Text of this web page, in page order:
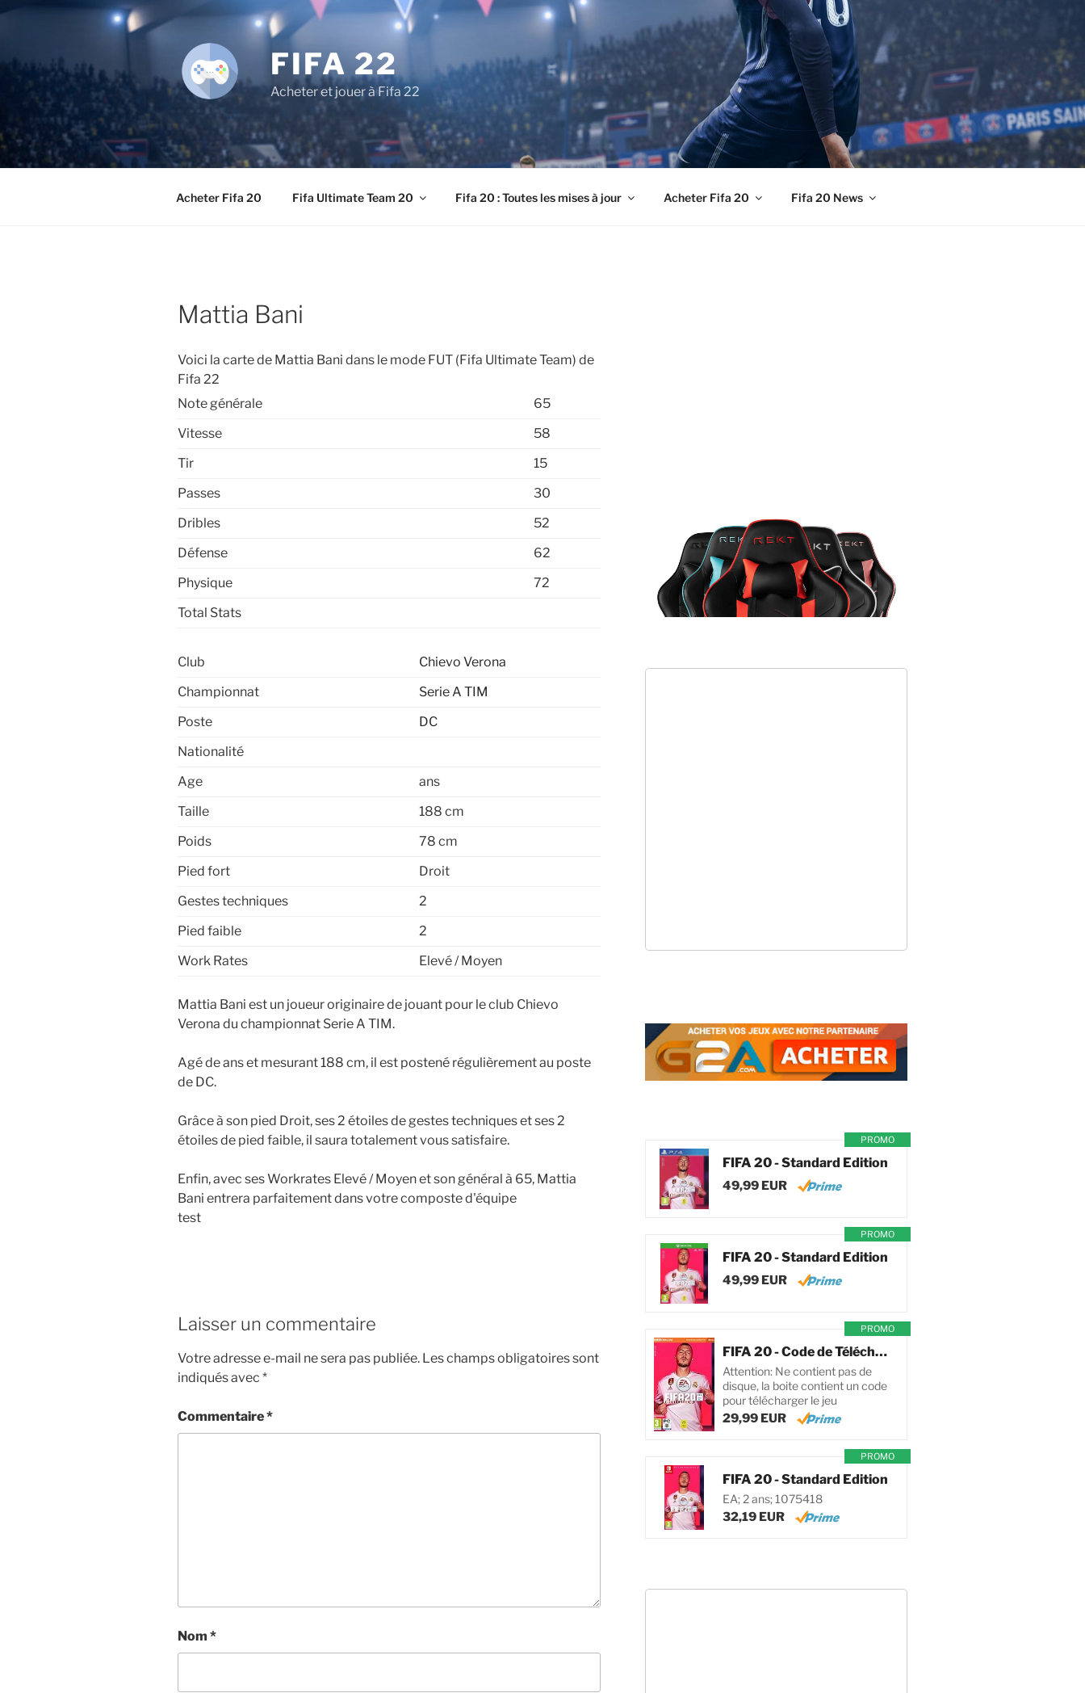
principal
FIFA 22
Acheter et jouer à Fifa 22
Acheter Fifa 20 Fifa Ultimate Team 20 Fifa 20 : Toutes les mises à jour Acheter Fifa 20 Fifa 20 News
Mattia Bani
Voici la carte de Mattia Bani dans le mode FUT (Fifa Ultimate Team) de
Fifa 22
Note générale
65
Vitesse
58
Tir
15
Passes
30
Dribles
52
Défense
62
Physique
72
Total Stats
Club
Chievo Verona
Championnat
Serie A TIM
Poste
DC
Nationalité
Age
ans
Taille
188 cm
Poids
78 cm
Pied fort
Droit
Gestes techniques
2
Pied faible
2
Work Rates
Elevé / Moyen
Mattia Bani est un joueur originaire de jouant pour le club Chievo
Verona du championnat Serie A TIM.
Agé de ans et mesurant 188 cm, il est postené régulièrement au poste
de DC.
Grâce à son pied Droit, ses 2 étoiles de gestes techniques et ses 2
étoiles de pied faible, il saura totalement vous satisfaire.
Enfin, avec ses Workrates Elevé / Moyen et son général à 65, Mattia
Bani entrera parfaitement dans votre composte d'équipe
test
Laisser un commentaire
Votre adresse e-mail ne sera pas publiée. Les champs obligatoires sont
indiqués avec *
Commentaire*
Nom *
PROMO
FIFA 20 - Standard Edition
49,99 EUR
PROMO
FIFA 20 - Standard Edition
49,99 EUR
PROMO
FIFA 20 - Code de Téléchargement pour PC
Attention: Ne contient pas de
disque, la boite contient un code
pour télécharger le jeu
29,99 EUR
PROMO
FIFA 20 - Standard Edition
EA; 2 ans; 1075418
32,19 EUR